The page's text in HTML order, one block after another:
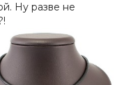
Ну разве не